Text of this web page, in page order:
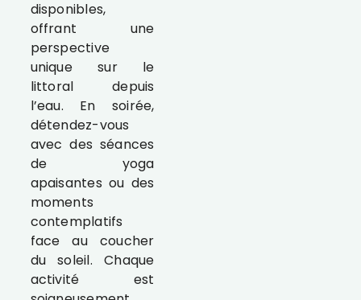
disponibles,
offrant une
perspective
unique sur le
littoral depuis
l’eau. En soirée,
détendez-vous
avec des séances
de yoga
apaisantes ou des
moments
contemplatifs
face au coucher
du soleil. Chaque
activité est